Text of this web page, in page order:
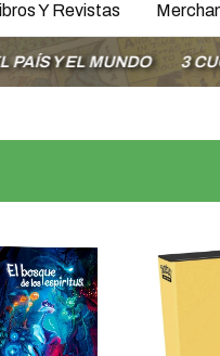
Y Revistas
3 CUOTAS SIN